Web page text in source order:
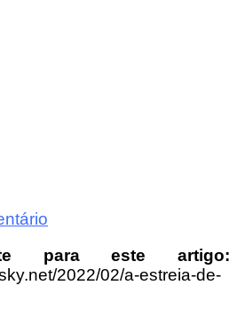
para este artigo:
2022/02/a-estreia-de-